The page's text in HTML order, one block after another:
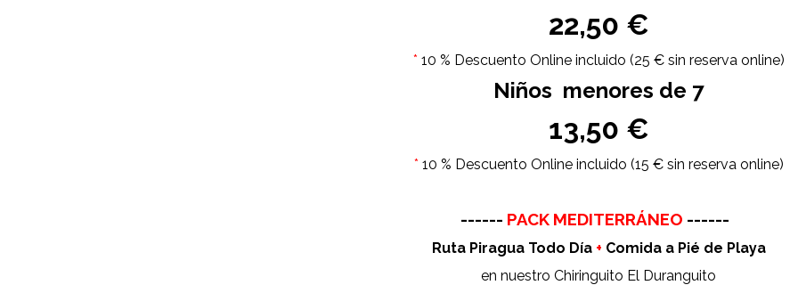
22,50 €
* 10 % Descuento Online incluido (25 € sin reserva online)
Niños menores de 7
13,50 €
* 10 % Descuento Online incluido (15 € sin reserva online)
------ PACK MEDITERRÁNEO ------
Ruta Piragua Todo Día + Comida a Pié de Playa
en nuestro Chiringuito El Duranguito